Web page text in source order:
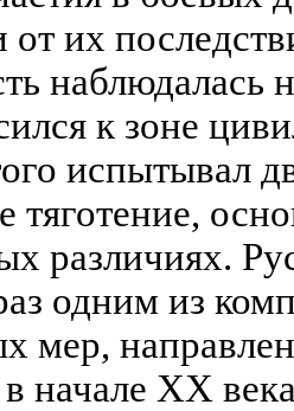
от их
наблюдалась
к зоне
испытывал
тяготение,
различиях.
одним из
мер,
начале XX